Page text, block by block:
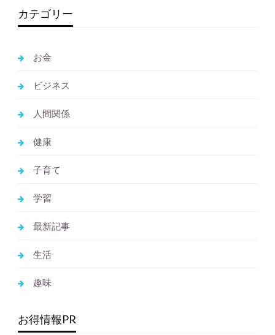
カテゴリー
お金
ビジネス
人間関係
健康
子育て
学習
最新記事
生活
趣味
お得情報PR